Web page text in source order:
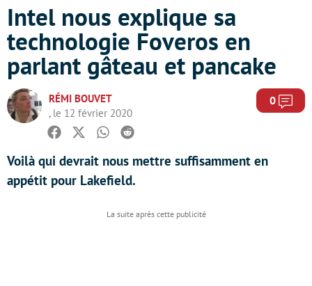
Intel nous explique sa
technologie Foveros en
parlant gâteau et pancake
RÉMI BOUVET
, le 12 février 2020
0
Facebook
TwitterWhatsapp
Reddit
Voilà qui devrait nous mettre suffisamment en
appétit pour Lakefield.